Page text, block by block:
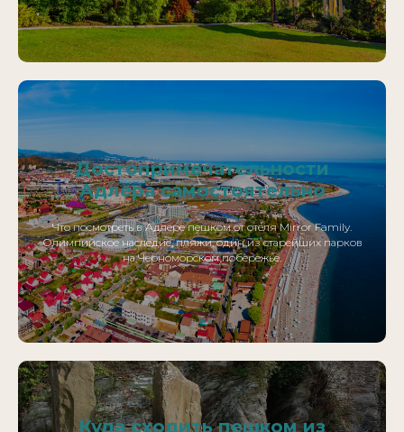
Достопримечательности
Адлера самостоятельно
Что посмотреть в Адлере пешком от отеля Mirror Family.
Олимпийское наследие, пляжи, один из старейших парков
на Черноморском побережье.
Куда сходить пешком из